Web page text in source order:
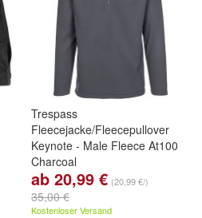
Trespass
Fleecejacke/Fleecepullover
Keynote - Male Fleece At100
Charcoal
ab 20,99 € (20,99 €/)
35,00 €
Kostenloser Versand